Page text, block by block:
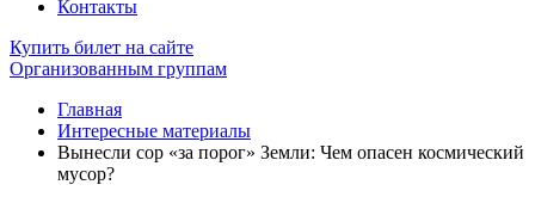
Контакты
Купить билет на сайте
Организованным группам
Главная
Интересные материалы
Вынесли сор «за порог» Земли: Чем опасен космический
мусор?